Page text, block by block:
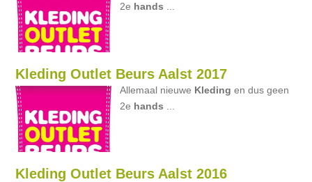
2e hands
Kleding Outlet Beurs Aalst 2017
Allemaal nieuwe Kleding en dus geen
2e hands
Kleding Outlet Beurs Aalst 2016